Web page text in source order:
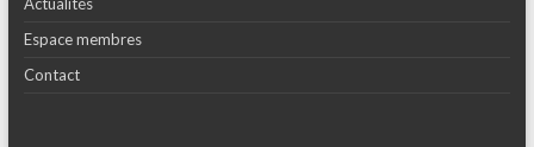
Espace membres
Contact